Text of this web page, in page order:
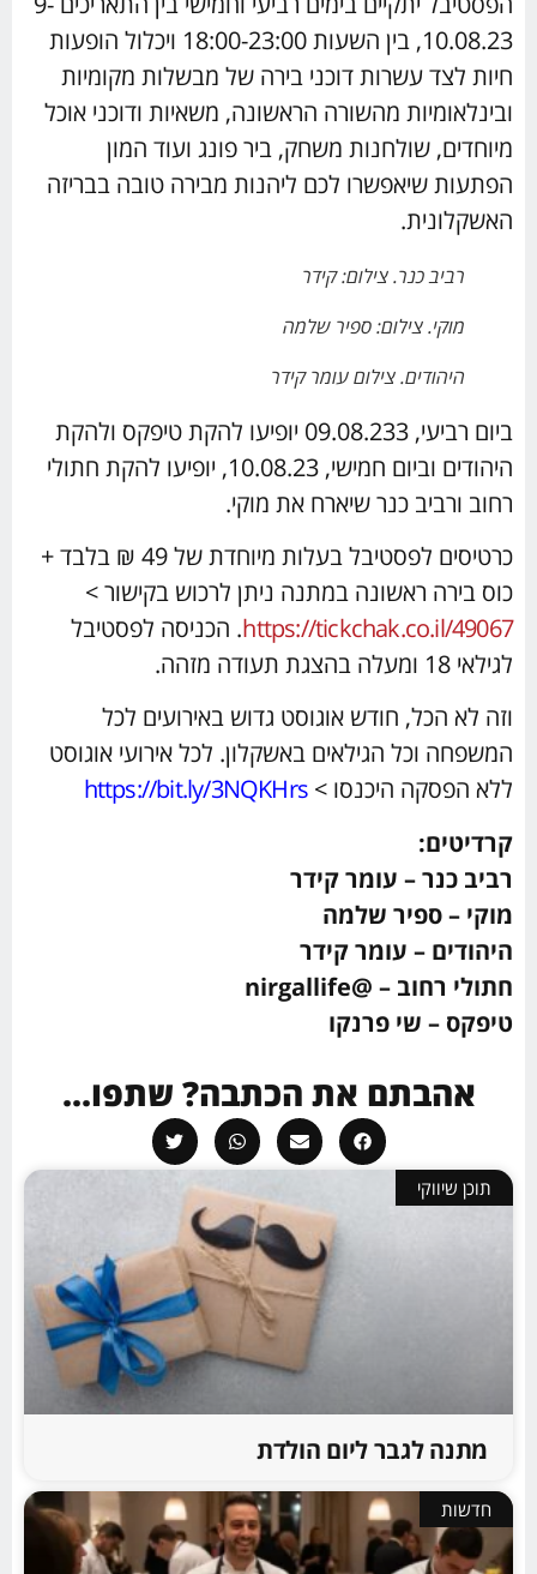
10.08.23, בין השעות 18:00-23:00 ויכלול הופעות
חיות לצד עשרות דוכני בירה של מבשלות מקומיות
ובינלאומיות מהשורה הראשונה, משאיות ודוכני אוכל
מיוחדים, שולחנות משחק, ביר פונג ועוד המון
הפתעות שיאפשרו לכם ליהנות מבירה טובה בבריזה
האשקלונית.
רביב כנר. צילום: קידר
מוקי. צילום: ספיר שלמה
היהודים. צילום עומר קידר
ביום רביעי, 09.08.233 יופיעו להקת טיפקס ולהקת
היהודים וביום חמישי, 10.08.23, יופיעו להקת חתולי
רחוב ורביב כנר שיארח את מוקי.
כרטיסים לפסטיבל בעלות מיוחדת של 49 ₪ בלבד +
כוס בירה ראשונה במתנה ניתן לרכוש בקישור >
https://tickchak.co.il/49067. הכניסה לפסטיבל
לגילאי 18 ומעלה בהצגת תעודה מזהה.
וזה לא הכל, חודש אוגוסט גדוש באירועים לכל
המשפחה וכל הגילאים באשקלון. לכל אירועי אוגוסט
ללא הפסקה היכנסו > https://bit.ly/3NQKHrs
קרדיטים:
רביב כנר – עומר קידר
מוקי – ספיר שלמה
היהודים – עומר קידר
חתולי רחוב – @nirgallife
טיפקס – שי פרנקו
אהבתם את הכתבה? שתפו...
תוכן שיווקי
מתנה לגבר ליום הולדת
חדשות